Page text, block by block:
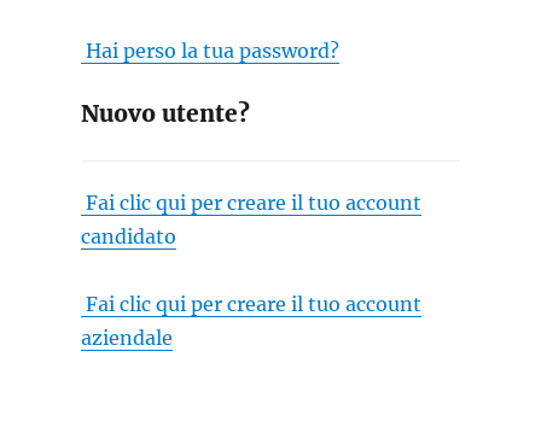
Hai perso la tua password?
Nuovo utente?
Fai clic qui per creare il tuo account
candidato
Fai clic qui per creare il tuo account
aziendale